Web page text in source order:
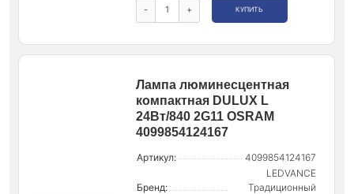
- + КУПИТЬ
Лампа люминесцентная
компактная DULUX L
24Вт/840 2G11 OSRAM
4099854124167
Артикул: 4099854124167
Бренд:
LEDVANCE
Традиционный